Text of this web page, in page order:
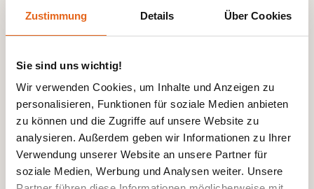
Zustimmung Details Über Cookies
Sie sind uns wichtig!
Wir verwenden Cookies, um Inhalte und Anzeigen zu
personalisieren, Funktionen für soziale Medien anbieten
zu können und die Zugriffe auf unsere Website zu
analysieren. Außerdem geben wir Informationen zu Ihrer
Verwendung unserer Website an unsere Partner für
soziale Medien, Werbung und Analysen weiter. Unsere